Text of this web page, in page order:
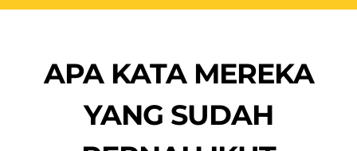
WORKSHOP
MEMULAI BISNIS
KULINER DARI NOL